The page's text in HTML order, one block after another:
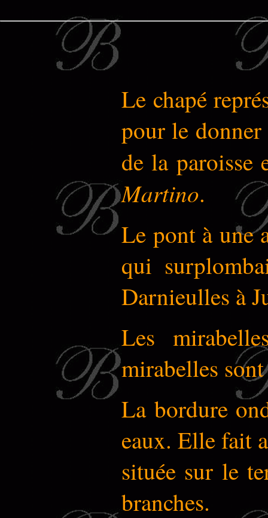
Le chapé
pour le
de la paroisse
Martino.
Le pont à une
qui
Darnieulles à
Les
mirabelles
La bordure
eaux. Elle fait
située sur le
branches.